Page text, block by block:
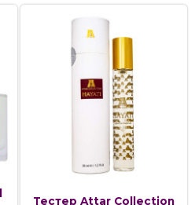
Тестер Attar Collection